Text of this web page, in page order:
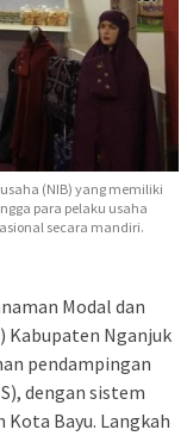
(NIB) yang memiliki
para pelaku usaha
secara mandiri.
Modal dan
Kabupaten Nganjuk
pendampingan
dengan sistem
Bayu. Langkah